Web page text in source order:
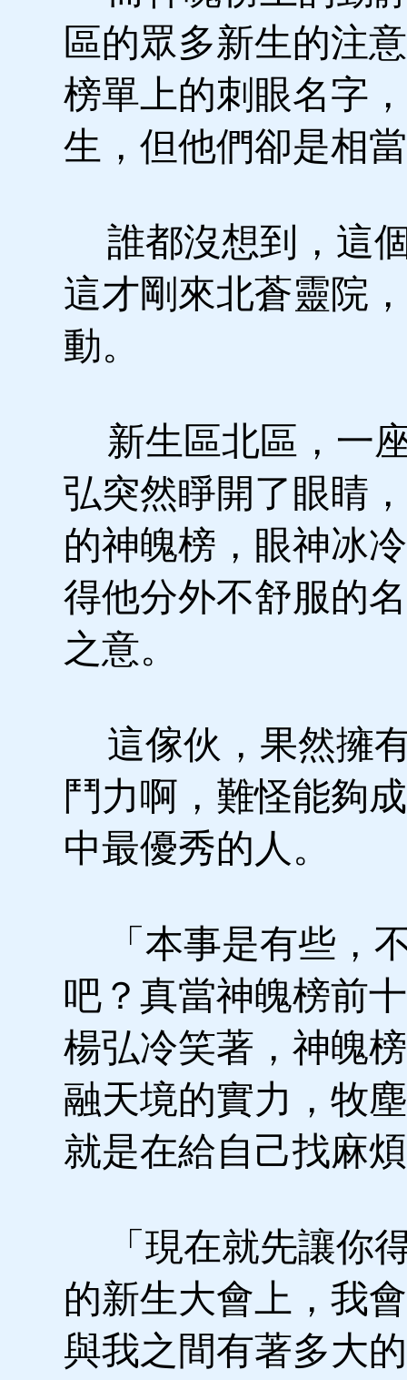
區的眾多新生的注
榜單上的刺眼名字
生，但他們卻是相
誰都沒想到，這
這才剛來北蒼靈院
動。
新生區北區，一
弘突然睜開了眼睛
的神魄榜，眼神冰
得他分外不舒服的
之意。
這傢伙，果然擁
鬥力啊，難怪能夠
中最優秀的人。
「本事是有些，
吧？真當神魄榜前
楊弘冷笑著，神魄
融天境的實力，牧
就是在給自己找麻
「現在就先讓你
的新生大會上，我
與我之間有著多大